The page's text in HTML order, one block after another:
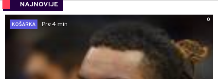
NAJNOVIJE
0
KOŠARKA
Pre 4 min